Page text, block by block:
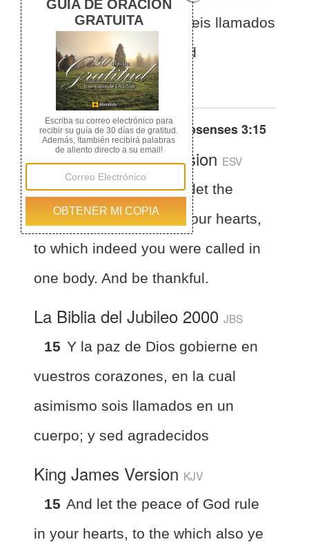
a la cual en verdad fuisteis llamados
en un solo cuerpo; y sed
agradecidos.
Otras traducciones deColosenses 3:15
English Standard Version ESV
Colossians 3:15 And let the
peace of Christ rule in your hearts,
to which indeed you were called in
one body. And be thankful.
La Biblia del Jubileo 2000 JBS
15 Y la paz de Dios gobierne en
vuestros corazones, en la cual
asimismo sois llamados en un
cuerpo; y sed agradecidos
King James Version KJV
15 And let the peace of God rule
in your hearts, to the which also ye